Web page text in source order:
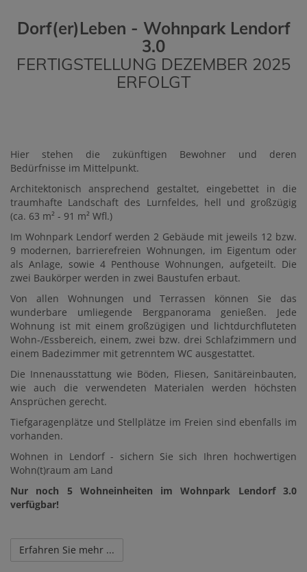
Dorf(er)Leben - Wohnpark Lendorf
3.0
FERTIGSTELLUNG DEZEMBER 2025
ERFOLGT
Hier stehen die zukünftigen Bewohner und deren
Bedürfnisse im Mittelpunkt.
Architektonisch ansprechend gestaltet, eingebettet in die
traumhafte Landschaft des Lurnfeldes, hell und großzügig
(ca. 63 m² - 91 m² Wfl.)
Im Wohnpark Lendorf werden 2 Gebäude mit jeweils 12 bzw.
9 modernen, barrierefreien Wohnungen, im Eigentum oder
als Anlage, sowie 4 Penthouse Wohnungen, aufgeteilt. Die
zwei Baukörper werden in zwei Baustufen erbaut.
Von allen Wohnungen und Terrassen können Sie das
wunderbare umliegende Bergpanorama genießen. Jede
Wohnung ist mit einem großzügigen und lichtdurchfluteten
Wohn-/Essbereich, einem, zwei bzw. drei Schlafzimmern und
einem Badezimmer mit getrenntem WC ausgestattet.
Die Innenausstattung wie Böden, Fliesen, Sanitäreinbauten,
wie auch die verwendeten Materialen werden höchsten
Ansprüchen gerecht.
Tiefgaragenplätze und Stellplätze im Freien sind ebenfalls im
vorhanden.
Wohnen in Lendorf - sichern Sie sich Ihren hochwertigen
Wohn(t)raum am Land
Nur noch 5 Wohneinheiten im Wohnpark Lendorf 3.0
verfügbar!
Erfahren Sie mehr ...